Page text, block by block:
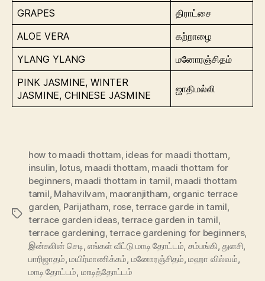
GRAPES
திராட்சை
ALOE VERA
கற்றாழை
YLANG YLANG
மனோரஞ்சிதம்
PINK JASMINE, WINTER
JASMINE, CHINESE JASMINE
ஜாதிமல்லி
Tags
how to maadi thottam ideas for maadi thottam
insulin lotus, maadi thottam maadi thottam for
beginners, maadi thottam in tamil maadi thottam
tamil Mahavilvam maoranjitham organic terrace
garden Parijatham rose,terrace garde in tamil
terrace garden ideas,terrace garden in tamil
terrace gardening ,terrace gardening for beginners,
இன்சுலின் செடி ,எங்கள் வீட்டு மாடி தோட்டம் சம்பங்கி ,துளசி
பாரிஜாதம் ,மயிர்மாணிக்கம் மனோரஞ்சிதம் ,மஹா வில்வம்
மாடி தோட்டம் மாடித்தோட்டம்